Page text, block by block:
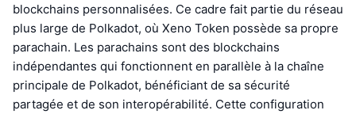
blockchains personnalisées. Ce cadre fait partie du réseau
plus large de Polkadot, où Xeno Token possède sa propre
parachain. Les parachains sont des blockchains
indépendantes qui fonctionnent en parallèle à la chaîne
principale de Polkadot, bénéficiant de sa sécurité
partagée et de son interopérabilité. Cette configuration